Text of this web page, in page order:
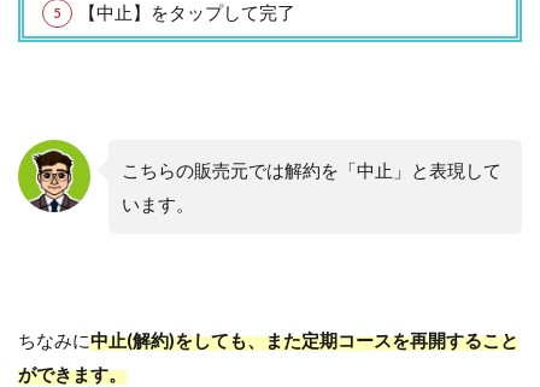
【中止】をタップして完了
こちらの販売元では解約を「中止」と表現して
います。
ちなみに中止(解約)をしても、また定期コースを再開すること
ができます。